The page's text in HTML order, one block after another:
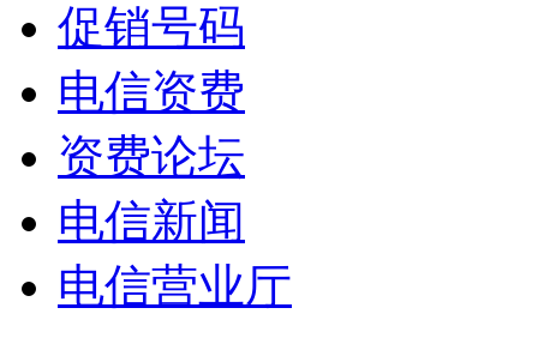
促销号码
电信资费
资费论坛
电信新闻
电信营业厅